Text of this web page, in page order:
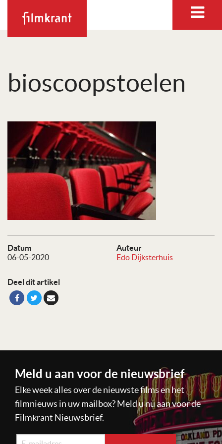
bioscoopstoelen
Datum
06-05-2020
Auteur
Edo Dijksterhuis
Deel dit artikel
Meld u aan voor de nieuwsbrief
Elke week alles over de nieuwste films en het
filmnieuws in uw mailbox? Meld u nu aan voor de
Filmkrant Nieuwsbrief.